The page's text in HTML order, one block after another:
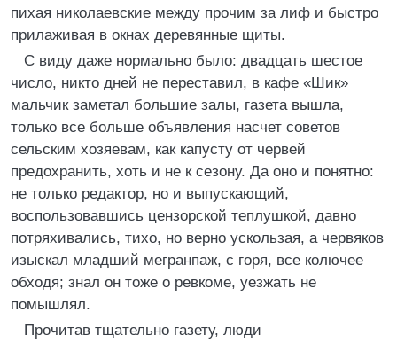
пихая николаевские между прочим за лиф и быстро
прилаживая в окнах деревянные щиты.
С виду даже нормально было: двадцать шестое
число, никто дней не переставил, в кафе «Шик»
мальчик заметал большие залы, газета вышла,
только все больше объявления насчет советов
сельским хозяевам, как капусту от червей
предохранить, хоть и не к сезону. Да оно и понятно:
не только редактор, но и выпускающий,
воспользовавшись цензорской теплушкой, давно
потряхивались, тихо, но верно ускользая, а червяков
изыскал младший мегранпаж, с горя, все колючее
обходя; знал он тоже о ревкоме, уезжать не
помышлял.
Прочитав тщательно газету, люди